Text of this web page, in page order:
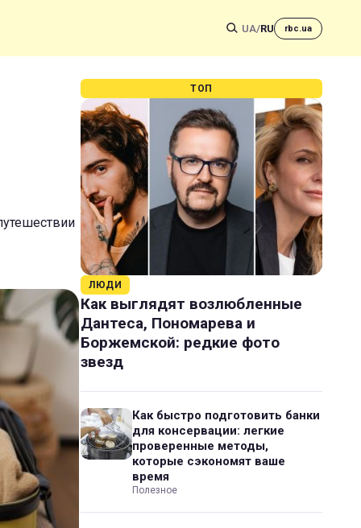
UA/RU rbc.ua
ТОП
ЛЮДИ
Как выглядят возлюбленные
Дантеса, Пономарева и
Боржемской: редкие фото
звезд
Как быстро подготовить банки
для консервации: легкие
проверенные методы,
которые сэкономят ваше
время
Полезное